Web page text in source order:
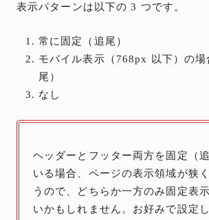
表示パターンは以下の 3 つです。
常に固定（追尾）
モバイル表示（768px 以下）の場
尾）
なし
ヘッダーとフッター両方を固定（
いる場合、ページの表示領域が狭
うので、どちらか一方のみ固定表
いかもしれません。お好みで設定